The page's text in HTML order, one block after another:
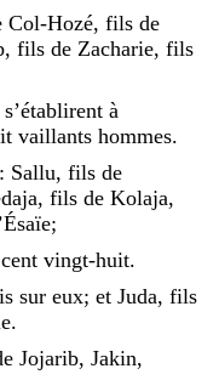
Col-Hozé, fils de
, fils de Zacharie, fils
s’établirent à
vaillants hommes.
: Sallu, fils de
, fils de Kolaja,
;
cent vingt-huit.
sur eux; et Juda, fils
.
Jojarib, Jakin,